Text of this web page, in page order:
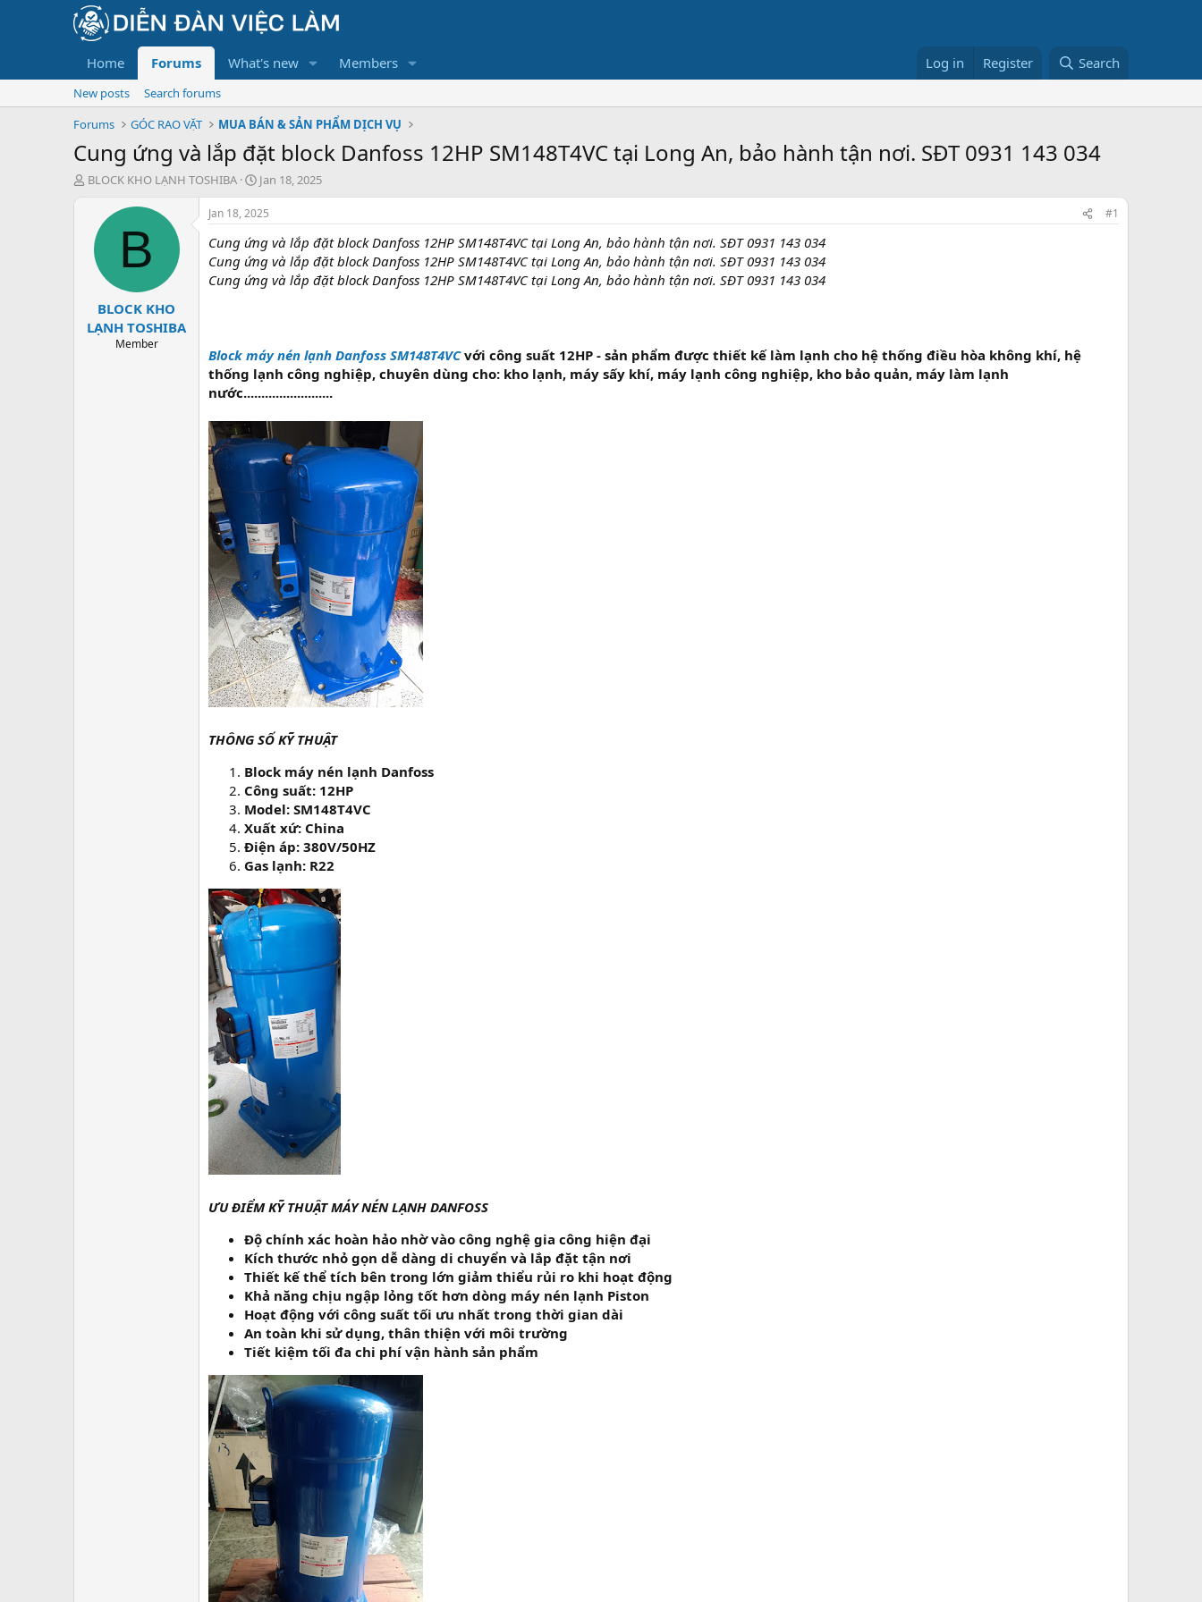
Home Forums What's new Members Log in Register Search
New posts
Search forums
Forums
GÓC RAO VẶT MUA BÁN & SẢN PHẨM DỊCH VỤ
Cung ứng và lắp đặt block Danfoss 12HP SM148T4VC tại Long An, bảo hành tận nơi. SĐT 0931 143 034
T
r
BLOCK KHO LẠNH TOSHIBA
S
t
a
r
t
d
a
t
Jan 18, 2025
B
BLOCK KHO
LẠNH TOSHIBA
Member
Jan 18, 2025 #1
Cung ứng và lắp đặt block Danfoss 12HP SM148T4VC tại Long An, bảo hành tận nơi. SĐT 0931 143 034
Cung ứng và lắp đặt block Danfoss 12HP SM148T4VC tại Long An, bảo hành tận nơi. SĐT 0931 143 034
Cung ứng và lắp đặt block Danfoss 12HP SM148T4VC tại Long An, bảo hành tận nơi. SĐT 0931 143 034
Block máy nén lạnh Danfoss SM148T4VCvới công suất 12HP - sản phẩm được thiết kế làm lạnh cho hệ thống điều hòa không khí, hệ
thống lạnh công nghiệp, chuyên dùng cho: kho lạnh, máy sấy khí, máy lạnh công nghiệp, kho bảo quản, máy làm lạnh
nước.........................
THÔNG SỐ KỸ THUẬT
Block máy nén lạnh Danfoss
Công suất: 12HP
Model: SM148T4VC
Xuất xứ: China
Điện áp: 380V/50HZ
Gas lạnh: R22
ƯU ĐIỂM KỸ THUẬT MÁY NÉN LẠNH DANFOSS
Độ chính xác hoàn hảo nhờ vào công nghệ gia công hiện đại
Kích thước nhỏ gọn dễ dàng di chuyển và lắp đặt tận nơi
Thiết kế thể tích bên trong lớn giảm thiểu rủi ro khi hoạt động
Khả năng chịu ngập lỏng tốt hơn dòng máy nén lạnh Piston
Hoạt động với công suất tối ưu nhất trong thời gian dài
An toàn khi sử dụng, thân thiện với môi trường
Tiết kiệm tối đa chi phí vận hành sản phẩm